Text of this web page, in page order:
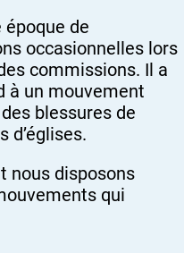
de
occasionnelles lors
commissions. Il a
à un mouvement
blessures de
d’églises.
nous disposons
qui